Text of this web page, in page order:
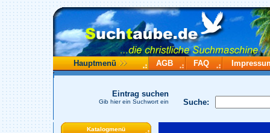
Hauptmenü AGB FAQ
Suche:
Eintrag suchen
Gib hier ein Suchwort ein
Katalogmenü